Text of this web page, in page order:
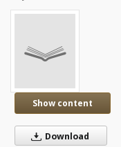
Show content
Download